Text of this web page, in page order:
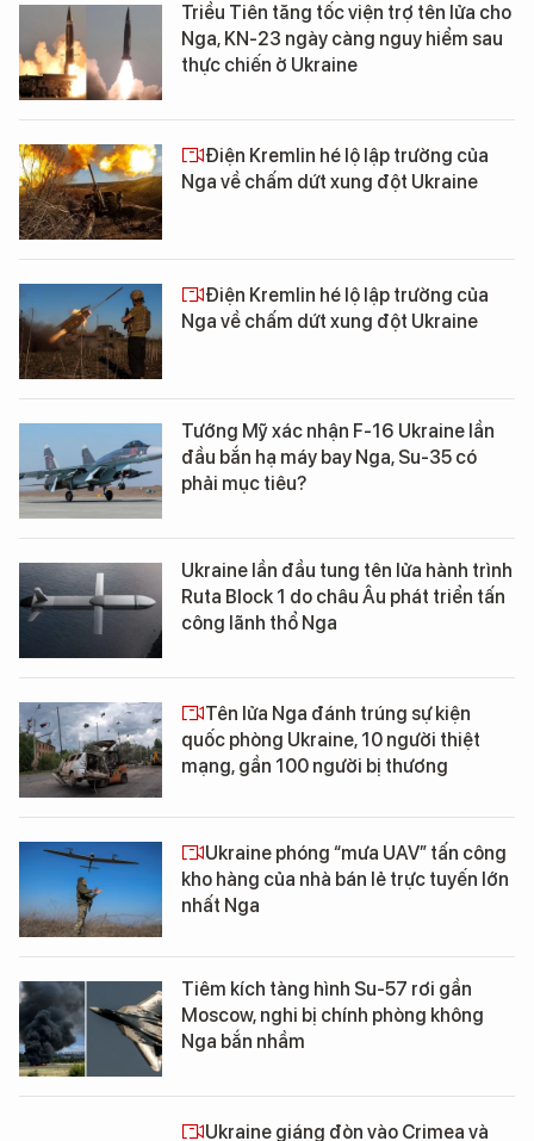
Triều Tiên tăng tốc viện trợ tên lửa cho
Nga, KN-23 ngày càng nguy hiểm sau
thực chiến ở Ukraine
Điện Kremlin hé lộ lập trường của
Nga về chấm dứt xung đột Ukraine
Điện Kremlin hé lộ lập trường của
Nga về chấm dứt xung đột Ukraine
Tướng Mỹ xác nhận F-16 Ukraine lần
đầu bắn hạ máy bay Nga, Su-35 có
phải mục tiêu?
Ukraine lần đầu tung tên lửa hành trình
Ruta Block 1 do châu Âu phát triển tấn
công lãnh thổ Nga
Tên lửa Nga đánh trúng sự kiện
quốc phòng Ukraine, 10 người thiệt
mạng, gần 100 người bị thương
Ukraine phóng “mưa UAV” tấn công
kho hàng của nhà bán lẻ trực tuyến lớn
nhất Nga
Tiêm kích tàng hình Su-57 rơi gần
Moscow, nghi bị chính phòng không
Nga bắn nhầm
Ukraine giáng đòn vào Crimea và